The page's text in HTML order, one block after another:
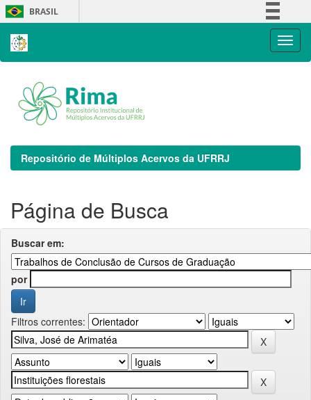
Skip
navigation
BRASIL
Repositório de Múltiplos Acervos da UFRRJ
Página de Busca
Buscar em:
por
Filtros correntes: